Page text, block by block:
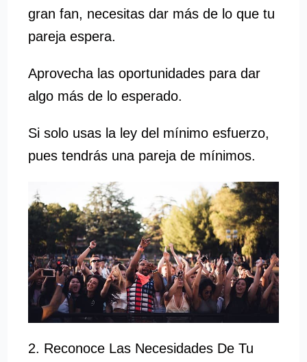
gran fan, necesitas dar más de lo que tu
pareja espera.
Aprovecha las oportunidades para dar
algo más de lo esperado.
Si solo usas la ley del mínimo esfuerzo,
pues tendrás una pareja de mínimos.
2. Reconoce Las Necesidades De Tu